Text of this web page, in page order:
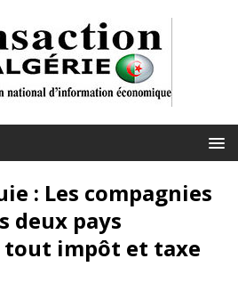
: Les compagnies
deux pays
tout impôt et taxe